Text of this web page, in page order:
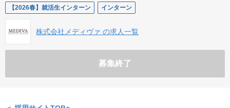
【2026春】就活生インターン インターン
株式会社メディヴァ の求人一覧
募集終了